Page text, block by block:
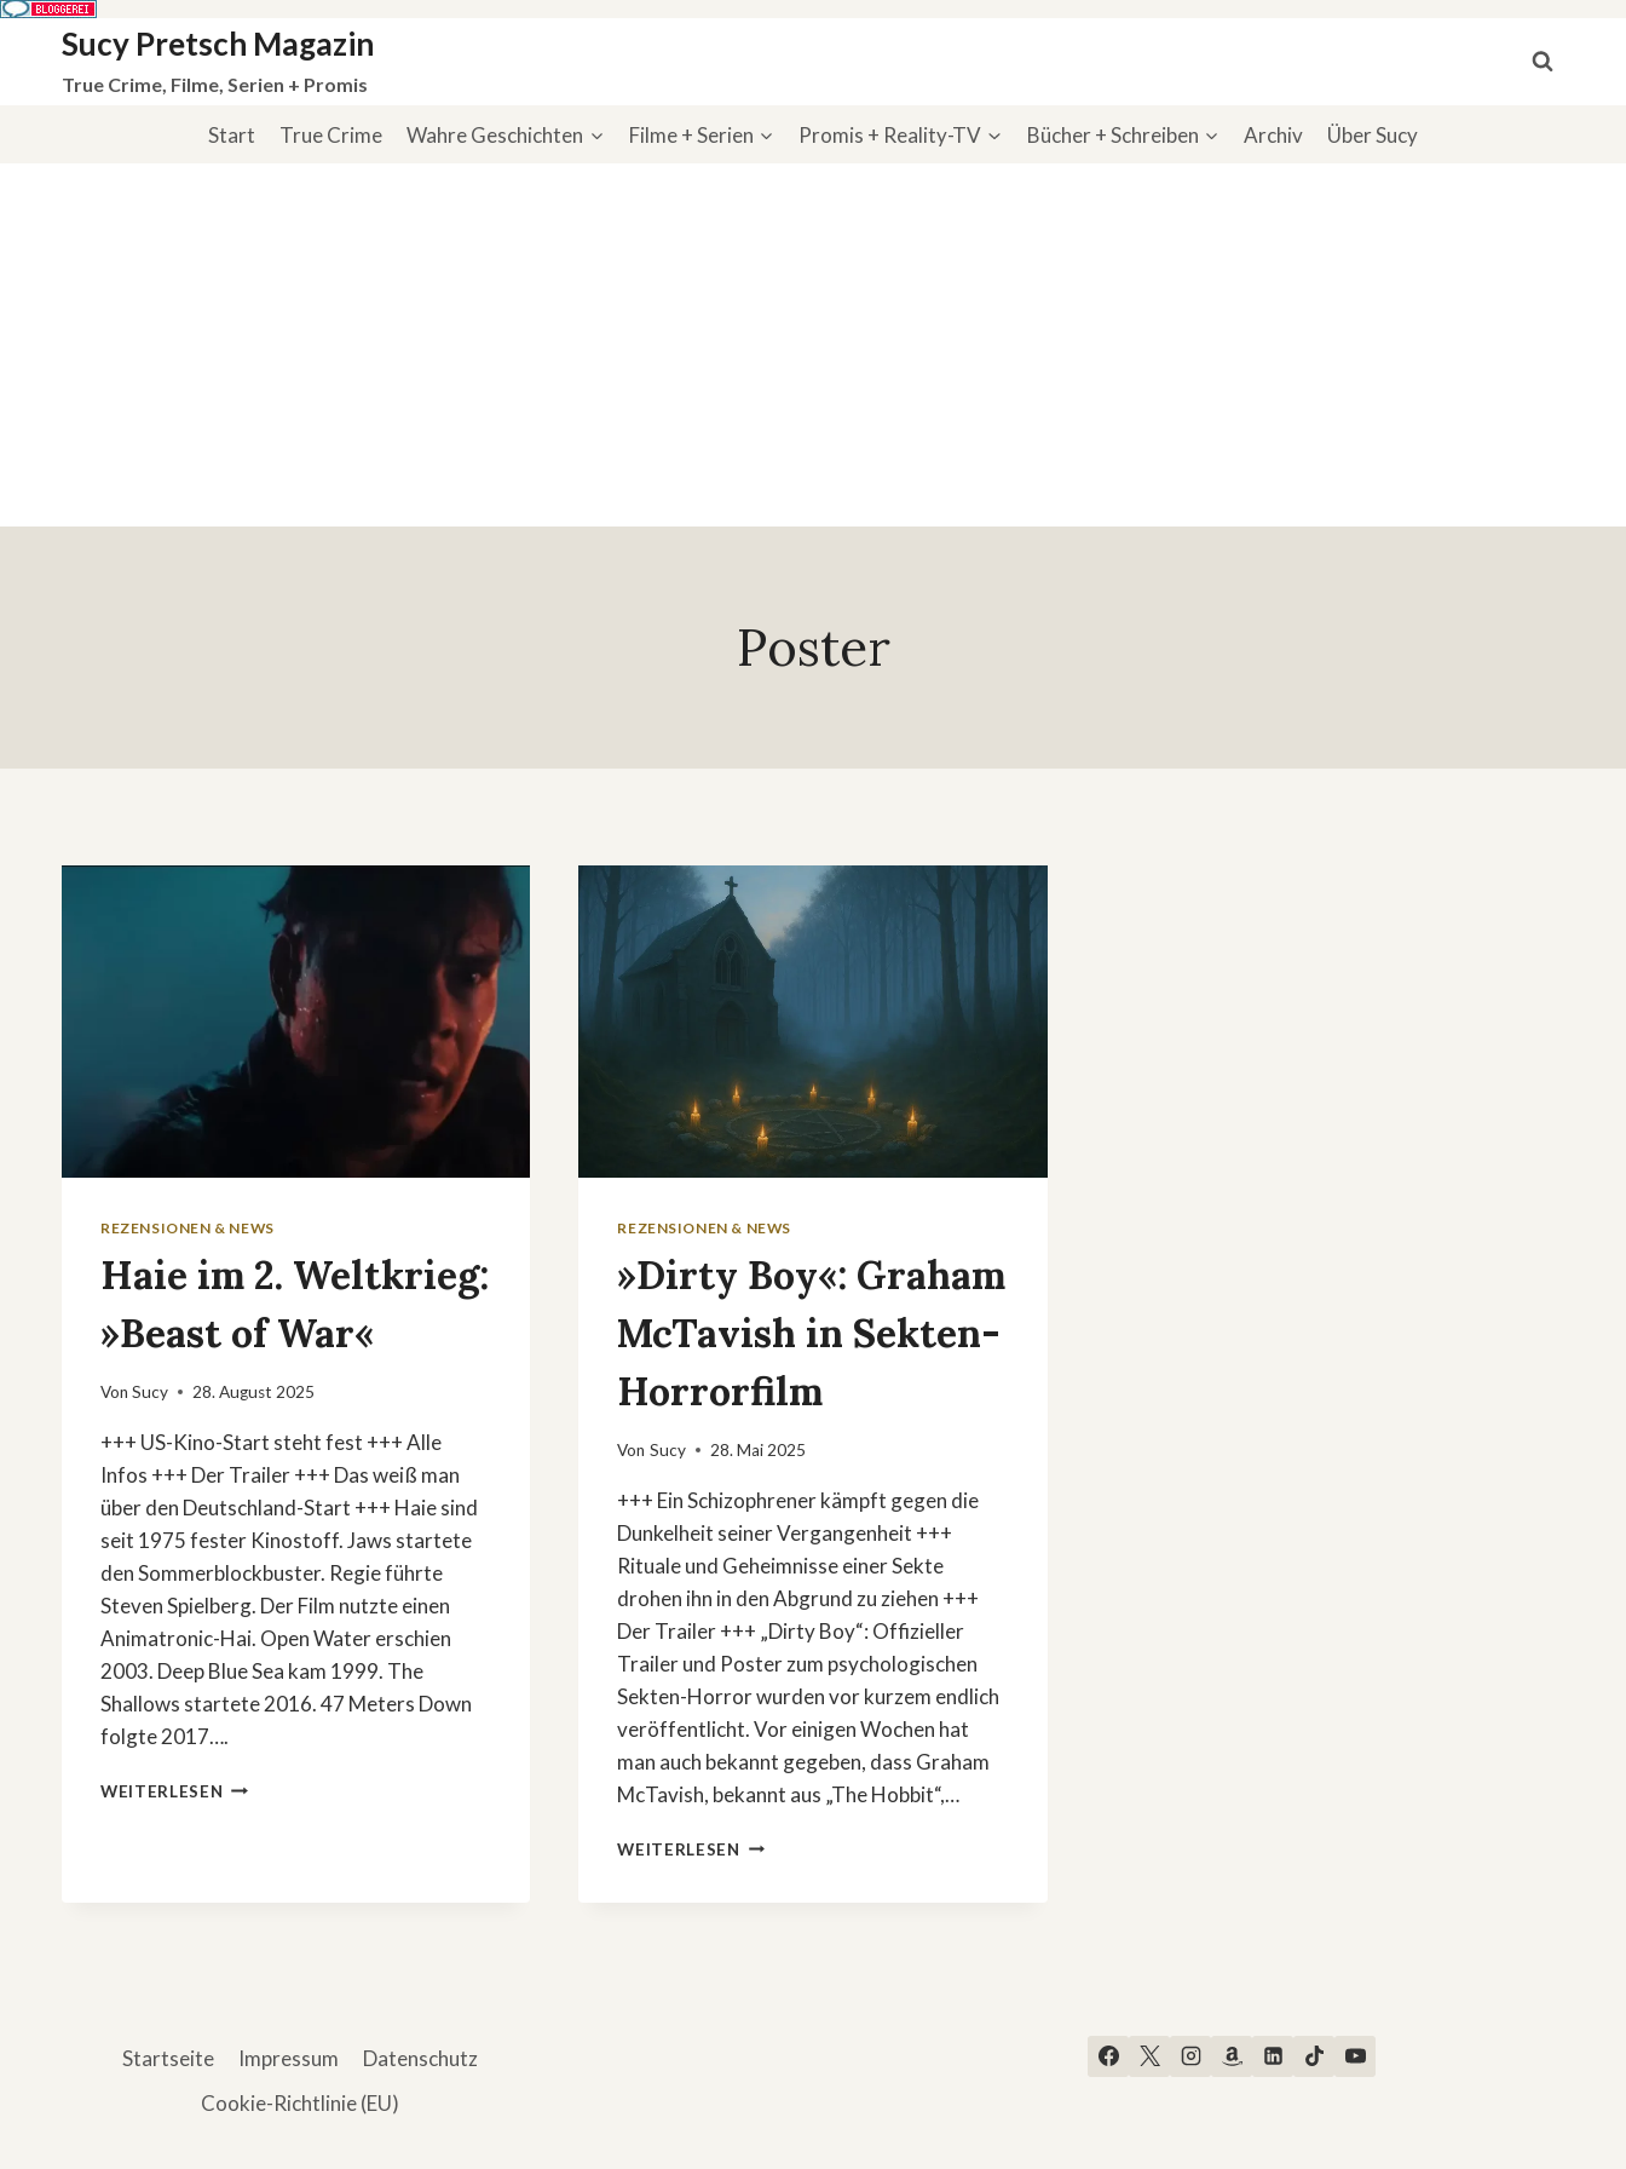
springen
Sucy Pretsch Magazin
True Crime, Filme, Serien + Promis
Start True Crime Wahre Geschichten Filme + Serien Promis + Reality-TV Bücher + Schreiben Archiv Über Sucy
Poster
REZENSIONEN & NEWS
Haie im 2. Weltkrieg:
»Beast of War«
Von Sucy 28. August 2025
+++ US-Kino-Start steht fest +++ Alle
Infos +++ Der Trailer +++ Das weiß man
über den Deutschland-Start +++ Haie sind
seit 1975 fester Kinostoff. Jaws startete
den Sommerblockbuster. Regie führte
Steven Spielberg. Der Film nutzte einen
Animatronic-Hai. Open Water erschien
2003. Deep Blue Sea kam 1999. The
Shallows startete 2016. 47 Meters Down
folgte 2017….
WEITERLESEN HAIE
REZENSIONEN & NEWS
»Dirty Boy«: Graham
McTavish in Sekten-
Horrorfilm
Von Sucy 28. Mai 2025
+++ Ein Schizophrener kämpft gegen die
Dunkelheit seiner Vergangenheit +++
Rituale und Geheimnisse einer Sekte
drohen ihn in den Abgrund zu ziehen +++
Der Trailer +++ „Dirty Boy“: Offizieller
Trailer und Poster zum psychologischen
Sekten-Horror wurden vor kurzem endlich
veröffentlicht. Vor einigen Wochen hat
man auch bekannt gegeben, dass Graham
McTavish, bekannt aus „The Hobbit“,…
WEITERLESEN »DIRTY
Startseite Impressum
Datenschutz
Cookie-Richtlinie (EU)